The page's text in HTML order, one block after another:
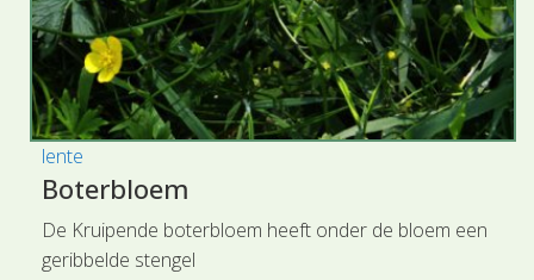
lente
Boterbloem
De Kruipende boterbloem heeft onder de bloem een
geribbelde stengel